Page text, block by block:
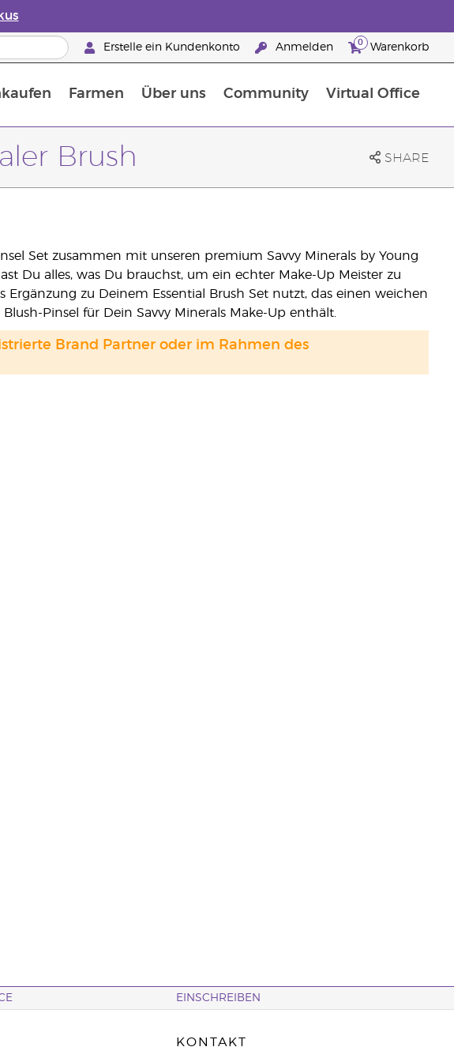
Erstelle ein Kundenkonto Anmelden 0 Warenkorb
Farmen Über uns Community Virtual Office
Brush SHARE
Set zusammen mit unseren premium Savvy Minerals by Young
Du alles, was Du brauchst, um ein echter Make-Up Meister zu
Ergänzung zu Deinem Essential Brush Set nutzt, das einen weichen
Pinsel für Dein Savvy Minerals Make-Up enthält.
Brand Partner oder im Rahmen des
EINSCHREIBEN
KONTAKT